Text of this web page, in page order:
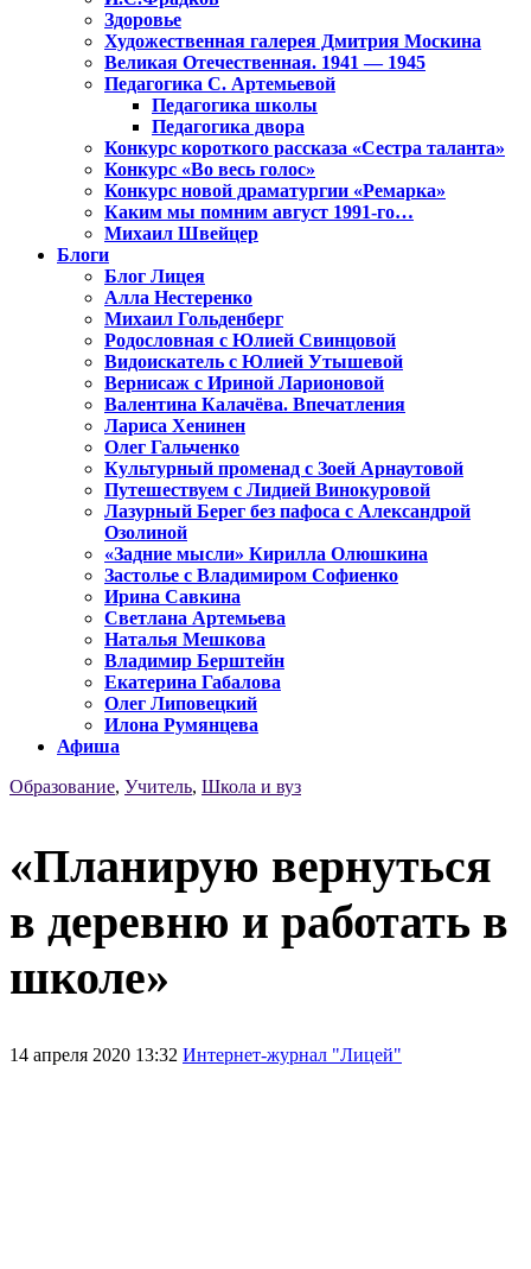
Здоровье
Художественная галерея Дмитрия Москина
Великая Отечественная. 1941 — 1945
Педагогика С. Артемьевой
Педагогика школы
Педагогика двора
Конкурс короткого рассказа «Сестра таланта»
Конкурс «Во весь голос»
Конкурс новой драматургии «Ремарка»
Каким мы помним август 1991-го…
Михаил Швейцер
Блоги
Блог Лицея
Алла Нестеренко
Михаил Гольденберг
Родословная с Юлией Свинцовой
Видоискатель с Юлией Утышевой
Вернисаж с Ириной Ларионовой
Валентина Калачёва. Впечатления
Лариса Хенинен
Олег Гальченко
Культурный променад с Зоей Арнаутовой
Путешествуем с Лидией Винокуровой
Лазурный Берег без пафоса с Александрой
Озолиной
«Задние мысли» Кирилла Олюшкина
Застолье с Владимиром Софиенко
Ирина Савкина
Светлана Артемьева
Наталья Мешкова
Владимир Берштейн
Екатерина Габалова
Олег Липовецкий
Илона Румянцева
Афиша
Образование, Учитель, Школа и вуз
«Планирую вернуться
в деревню и работать в
школе»
14 апреля 2020 13:32 Интернет-журнал "Лицей"